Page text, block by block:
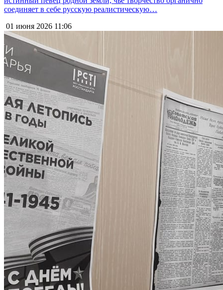
соединяет в себе русскую реалистическую…
01 июня 2026 11:06